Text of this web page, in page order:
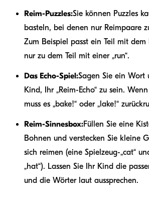
Reim-Puzzles:Sie können Puzzles
basteln, bei denen nur Reimpaare
Zum Beispiel passt ein Teil mit dem
nur zu dem Teil mit einer „run“.
Das Echo-Spiel:Sagen Sie ein Wort
Kind, Ihr „Reim-Echo“ zu sein. Wenn
muss es „bake!“ oder „lake!“
Reim-Sinnesbox:Füllen Sie eine
Bohnen und verstecken Sie kleine
sich reimen (eine Spielzeug-„cat“
„hat“). Lassen Sie Ihr Kind die
und die Wörter laut aussprechen.